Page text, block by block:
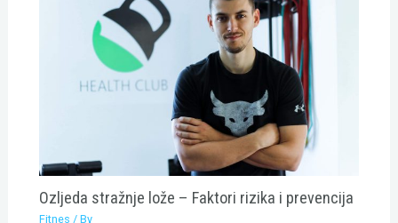
Ozljeda stražnje lože – Faktori rizika i prevencija
Fitnes / By